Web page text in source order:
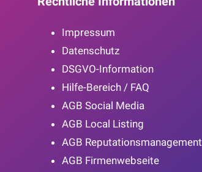
Impressum
Datenschutz
DSGVO-Information
Hilfe-Bereich / FAQ
AGB Social Media
AGB Local Listing
AGB Reputationsmanagement
AGB Firmenwebseite